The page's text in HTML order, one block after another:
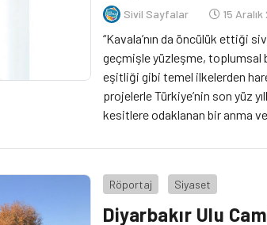
Sivil Sayfalar 15 Aralık
“Kavala’nın da öncülük ettiği
geçmişle yüzleşme, toplumsal
eşitliği gibi temel ilkelerden
projelerle Türkiye’nin son yüz
kesitlere odaklanan bir anma
bir projesi veya benzer
anlatıya meydan okuyan karşı-
Röportaj Siyaset
Diyarbakır Ulu